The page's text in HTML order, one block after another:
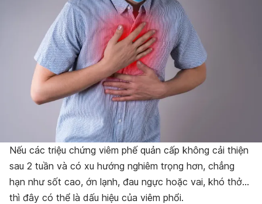
Nếu các triệu chứng viêm phế quản cấp không cải thiện
sau 2 tuần và có xu hướng nghiêm trọng hơn, chẳng
hạn như sốt cao, ớn lạnh, đau ngực hoặc vai, khó thở…
thì đây có thể là dấu hiệu của viêm phổi.